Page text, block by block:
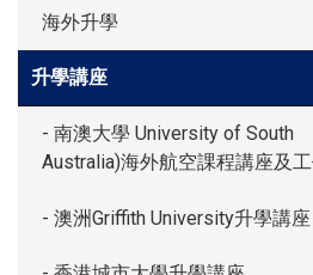
海外升學
升學講座
- 南澳大學 University of South
Australia)海外航空課程講座及
- 澳洲Griffith University升學講座